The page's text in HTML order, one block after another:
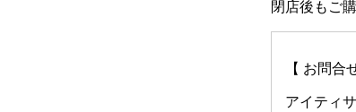
閉店後もご
【 お問合
アイティ